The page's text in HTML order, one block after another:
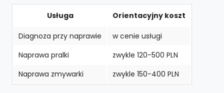
Usługa Orientacyjny koszt
Diagnoza przy naprawie
w cenie usługi
Naprawa pralki
zwykle 120-500 PLN
Naprawa zmywarki
zwykle 150-400 PLN